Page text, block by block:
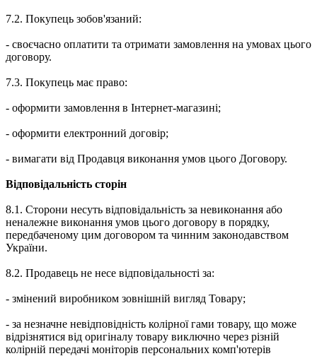
7.2. Покупець зобов'язаний:
- своєчасно оплатити та отримати замовлення на умовах цього
договору.
7.3. Покупець має право:
- оформити замовлення в Інтернет-магазині;
- оформити електронний договір;
- вимагати від Продавця виконання умов цього Договору.
Відповідальність сторін
8.1. Сторони несуть відповідальність за невиконання або
неналежне виконання умов цього договору в порядку,
передбаченому цим договором та чинним законодавством
України.
8.2. Продавець не несе відповідальності за:
- змінений виробником зовнішній вигляд Товару;
- за незначне невідповідність колірної гами товару, що може
відрізнятися від оригіналу товару виключно через різній
колірній передачі моніторів персональних комп'ютерів